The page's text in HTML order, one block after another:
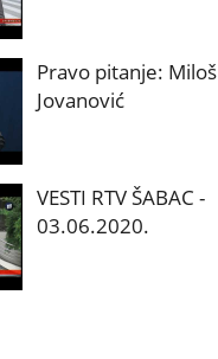
Pravo pitanje: Miloš
Jovanović
VESTI RTV ŠABAC -
03.06.2020.